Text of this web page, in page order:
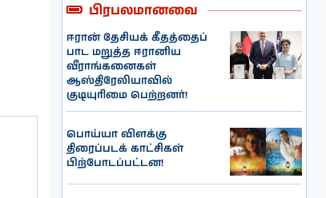
பிரபலமானவை
ஈரான் தேசியக் கீதத்தைப்
பாட மறுத்த ஈரானிய
வீராங்கனைகள்
ஆஸ்திரேலியாவில்
குடியுரிமை பெற்றனர்!
பொய்யா விளக்கு
திரைப்படக் காட்சிகள்
பிற்போடப்பட்டன!